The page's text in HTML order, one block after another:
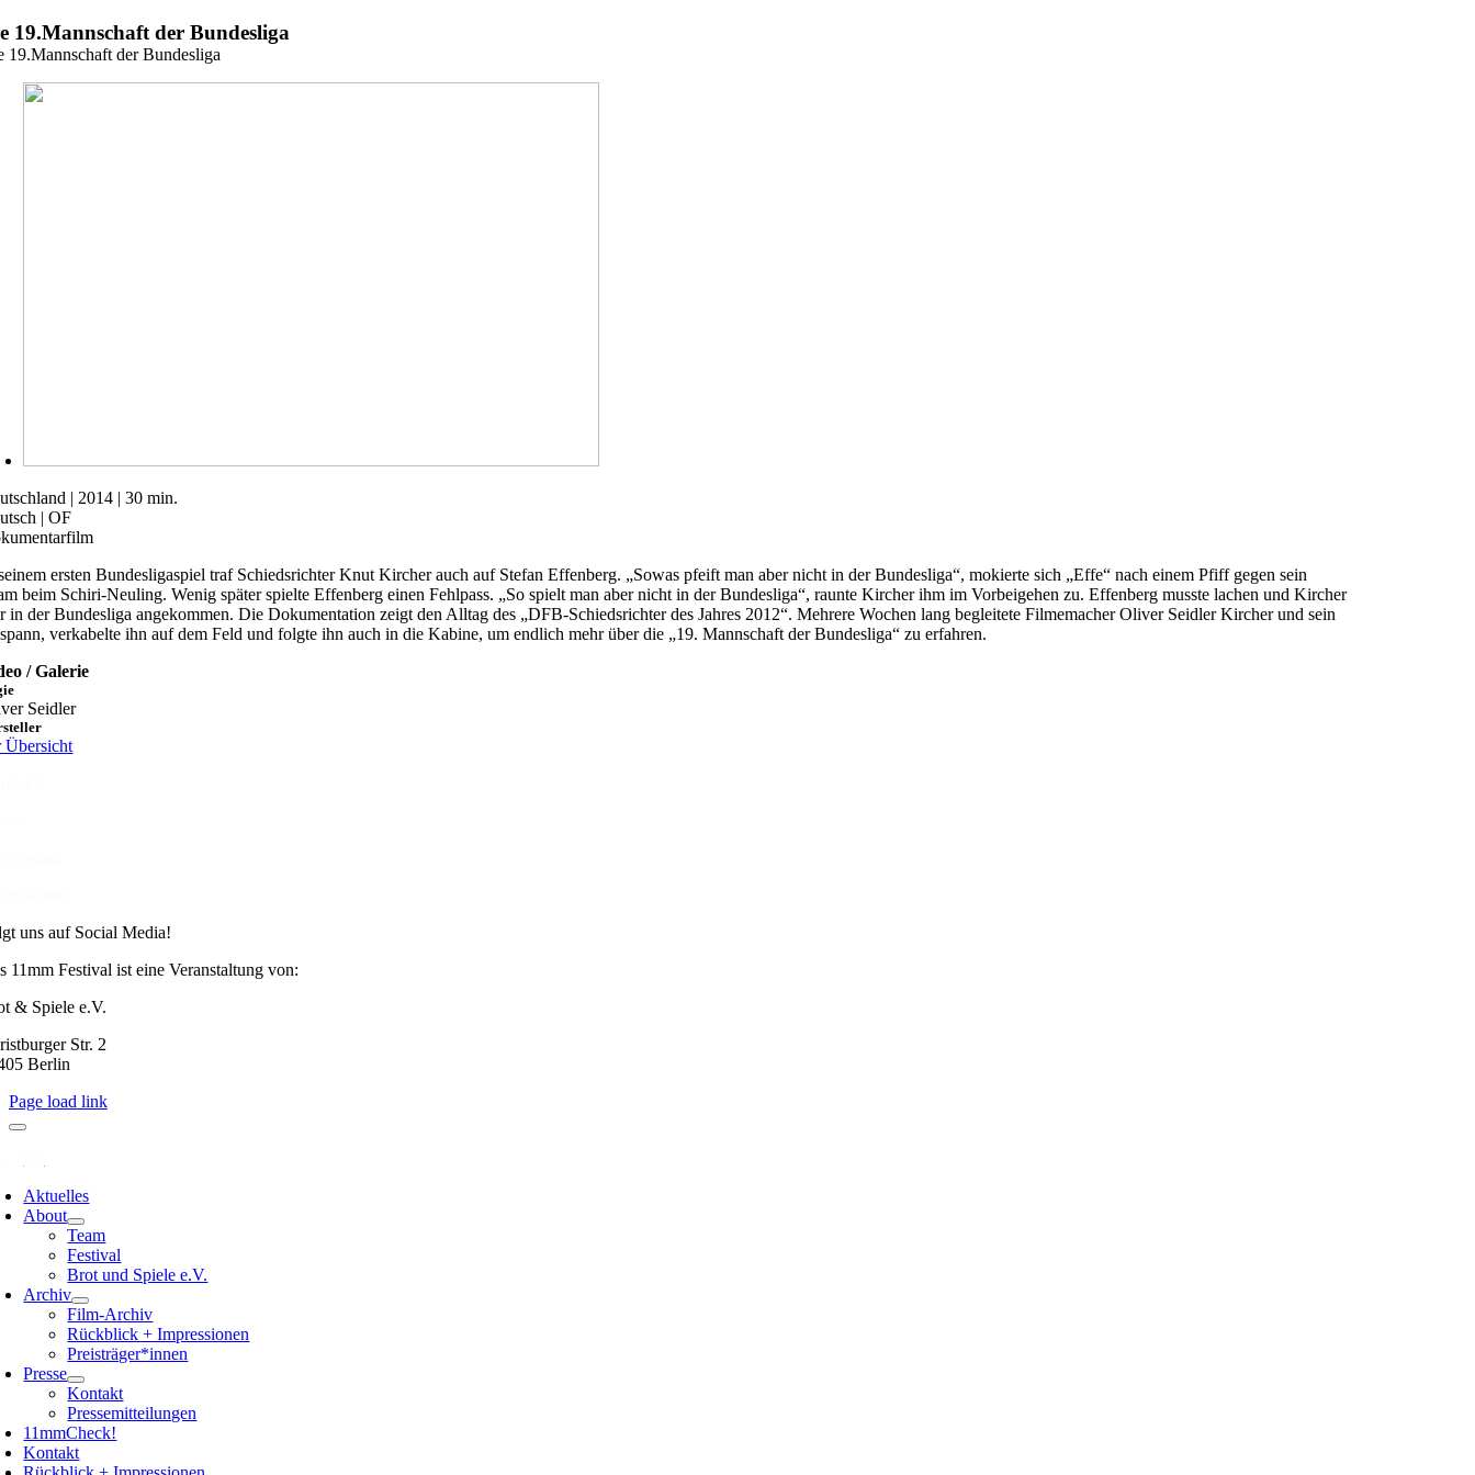
Zum
Inhalt
19.Mannschaft der Bundesliga
19.Mannschaft der Bundesliga
| 2014 | 30 min.
| OF
ersten Bundesligaspiel traf Schiedsrichter Knut Kircher auch auf Stefan Effenberg. „Sowas pfeift man aber nicht in der Bundesliga“, mokierte sich „Effe“ nach einem Pfiff gegen sein
beim Schiri-Neuling. Wenig später spielte Effenberg einen Fehlpass. „So spielt man aber nicht in der Bundesliga“, raunte Kircher ihm im Vorbeigehen zu. Effenberg musste lachen und Kircher
in der Bundesliga angekommen. Die Dokumentation zeigt den Alltag des „DFB-Schiedsrichter des Jahres 2012“. Mehrere Wochen lang begleitete Filmemacher Oliver Seidler Kircher und sein
verkabelte ihn auf dem Feld und folgte ihn auch in die Kabine, um endlich mehr über die „19. Mannschaft der Bundesliga“ zu erfahren.
/ Galerie
Seidler
Übersicht
uns auf Social Media!
11mm Festival ist eine Veranstaltung von:
& Spiele e.V.
Str. 2
Berlin
Page load link
Aktuelles
About
Team
Festival
Brot und Spiele e.V.
Archiv
Film-Archiv
Rückblick + Impressionen
Preisträger*innen
Presse
Kontakt
Pressemitteilungen
11mmCheck!
Kontakt